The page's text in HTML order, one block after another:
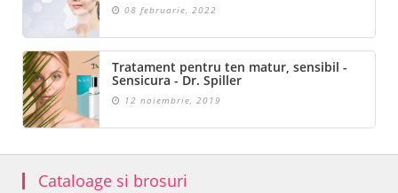
08 februarie, 2022
Tratament pentru ten matur, sensibil -
Sensicura - Dr. Spiller
12 noiembrie, 2019
Cataloage si brosuri